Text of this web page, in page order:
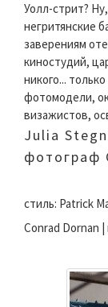
Уолл-стрит?
негритянские
заверениям
киностудий,
никого...
фотомодели,
визажистов,
Julia
фотограф
стиль: Patrick
Conrad Dornan